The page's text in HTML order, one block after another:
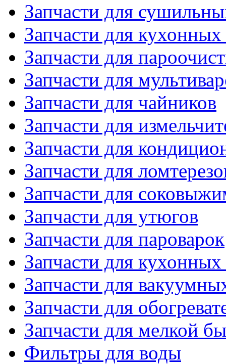
Запчасти для
Запчасти для
Запчасти для
Запчасти для
Запчасти для чайников
Запчасти для
Запчасти для
Запчасти для
Запчасти для
Запчасти для утюгов
Запчасти для пароварок
Запчасти для
Запчасти для
Запчасти для
Запчасти для мелкой
Фильтры для воды